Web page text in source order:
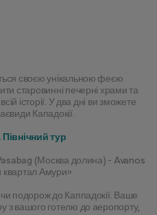
своєю унікальною феєю
старовинні печерні храми та
історії. У два дні ви зможете
Кападокії.
тур
(Москва долина) - Avanos
квартал Амури»
подорож до Каппадокії. Ваше
з вашого готелю до аеропорту,